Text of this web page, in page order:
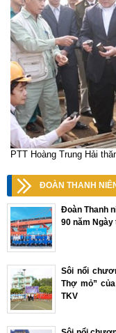
PTT Hoàng Trung Hải
ĐOÀN THANH
Đoàn Thanh
90 năm Ngày
Sôi nổi
Thợ mỏ”
TKV